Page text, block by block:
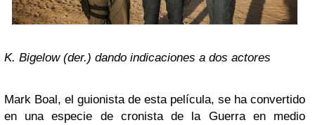
K. Bigelow (der.) dando indicaciones a dos actores
Mark Boal, el guionista de esta película, se ha convertido
en una especie de cronista de la Guerra en medio